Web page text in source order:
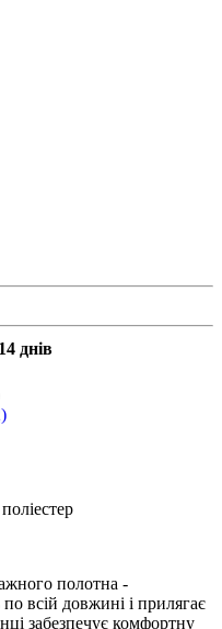
14 днів
полотна -
всій довжині і прилягає
забезпечує комфортну